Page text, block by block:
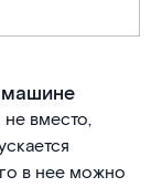
машине
вместо,
в нее можно